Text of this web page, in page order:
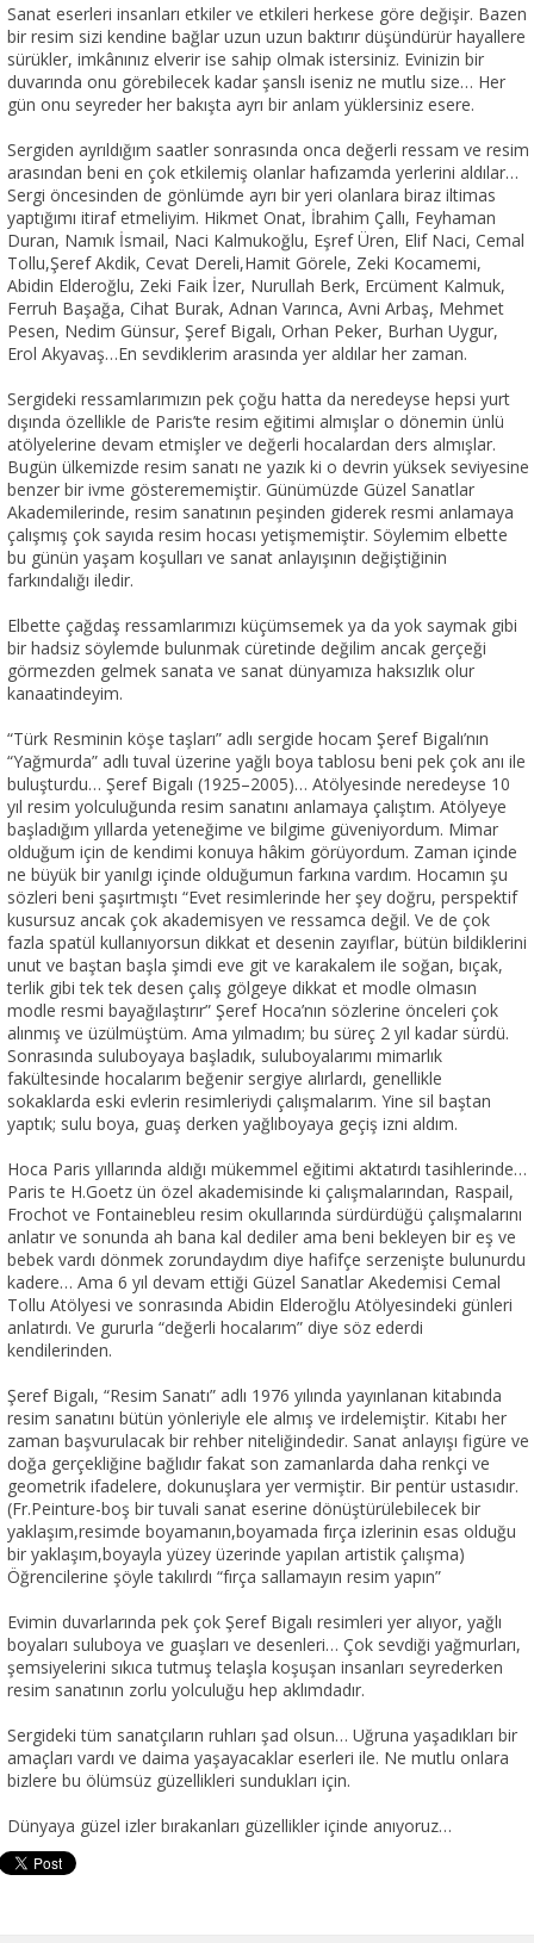
Sanat eserleri insanları etkiler ve etkileri herkese göre değişir. Bazen
bir resim sizi kendine bağlar uzun uzun baktırır düşündürür hayallere
sürükler, imkânınız elverir ise sahip olmak istersiniz. Evinizin bir
duvarında onu görebilecek kadar şanslı iseniz ne mutlu size… Her
gün onu seyreder her bakışta ayrı bir anlam yüklersiniz esere.
Sergiden ayrıldığım saatler sonrasında onca değerli ressam ve resim
arasından beni en çok etkilemiş olanlar hafızamda yerlerini aldılar…
Sergi öncesinden de gönlümde ayrı bir yeri olanlara biraz iltimas
yaptığımı itiraf etmeliyim. Hikmet Onat, İbrahim Çallı, Feyhaman
Duran, Namık İsmail, Naci Kalmukoğlu, Eşref Üren, Elif Naci, Cemal
Tollu,Şeref Akdik, Cevat Dereli,Hamit Görele, Zeki Kocamemi,
Abidin Elderoğlu, Zeki Faik İzer, Nurullah Berk, Ercüment Kalmuk,
Ferruh Başağa, Cihat Burak, Adnan Varınca, Avni Arbaş, Mehmet
Pesen, Nedim Günsur, Şeref Bigalı, Orhan Peker, Burhan Uygur,
Erol Akyavaş…En sevdiklerim arasında yer aldılar her zaman.
Sergideki ressamlarımızın pek çoğu hatta da neredeyse hepsi yurt
dışında özellikle de Paris’te resim eğitimi almışlar o dönemin ünlü
atölyelerine devam etmişler ve değerli hocalardan ders almışlar.
Bugün ülkemizde resim sanatı ne yazık ki o devrin yüksek seviyesine
benzer bir ivme gösterememiştir. Günümüzde Güzel Sanatlar
Akademilerinde, resim sanatının peşinden giderek resmi anlamaya
çalışmış çok sayıda resim hocası yetişmemiştir. Söylemim elbette
bu günün yaşam koşulları ve sanat anlayışının değiştiğinin
farkındalığı iledir.
Elbette çağdaş ressamlarımızı küçümsemek ya da yok saymak gibi
bir hadsiz söylemde bulunmak cüretinde değilim ancak gerçeği
görmezden gelmek sanata ve sanat dünyamıza haksızlık olur
kanaatindeyim.
“Türk Resminin köşe taşları” adlı sergide hocam Şeref Bigalı’nın
“Yağmurda” adlı tuval üzerine yağlı boya tablosu beni pek çok anı ile
buluşturdu… Şeref Bigalı (1925–2005)… Atölyesinde neredeyse 10
yıl resim yolculuğunda resim sanatını anlamaya çalıştım. Atölyeye
başladığım yıllarda yeteneğime ve bilgime güveniyordum. Mimar
olduğum için de kendimi konuya hâkim görüyordum. Zaman içinde
ne büyük bir yanılgı içinde olduğumun farkına vardım. Hocamın şu
sözleri beni şaşırtmıştı “Evet resimlerinde her şey doğru, perspektif
kusursuz ancak çok akademisyen ve ressamca değil. Ve de çok
fazla spatül kullanıyorsun dikkat et desenin zayıflar, bütün bildiklerini
unut ve baştan başla şimdi eve git ve karakalem ile soğan, bıçak,
terlik gibi tek tek desen çalış gölgeye dikkat et modle olmasın
modle resmi bayağılaştırır” Şeref Hoca’nın sözlerine önceleri çok
alınmış ve üzülmüştüm. Ama yılmadım; bu süreç 2 yıl kadar sürdü.
Sonrasında suluboyaya başladık, suluboyalarımı mimarlık
fakültesinde hocalarım beğenir sergiye alırlardı, genellikle
sokaklarda eski evlerin resimleriydi çalışmalarım. Yine sil baştan
yaptık; sulu boya, guaş derken yağlıboyaya geçiş izni aldım.
Hoca Paris yıllarında aldığı mükemmel eğitimi aktatırdı tasihlerinde…
Paris te H.Goetz ün özel akademisinde ki çalışmalarından, Raspail,
Frochot ve Fontainebleu resim okullarında sürdürdüğü çalışmalarını
anlatır ve sonunda ah bana kal dediler ama beni bekleyen bir eş ve
bebek vardı dönmek zorundaydım diye hafifçe serzenişte bulunurdu
kadere… Ama 6 yıl devam ettiği Güzel Sanatlar Akedemisi Cemal
Tollu Atölyesi ve sonrasında Abidin Elderoğlu Atölyesindeki günleri
anlatırdı. Ve gururla “değerli hocalarım” diye söz ederdi
kendilerinden.
Şeref Bigalı, “Resim Sanatı” adlı 1976 yılında yayınlanan kitabında
resim sanatını bütün yönleriyle ele almış ve irdelemiştir. Kitabı her
zaman başvurulacak bir rehber niteliğindedir. Sanat anlayışı figüre ve
doğa gerçekliğine bağlıdır fakat son zamanlarda daha renkçi ve
geometrik ifadelere, dokunuşlara yer vermiştir. Bir pentür ustasıdır.
(Fr.Peinture-boş bir tuvali sanat eserine dönüştürülebilecek bir
yaklaşım,resimde boyamanın,boyamada fırça izlerinin esas olduğu
bir yaklaşım,boyayla yüzey üzerinde yapılan artistik çalışma)
Öğrencilerine şöyle takılırdı “fırça sallamayın resim yapın”
Evimin duvarlarında pek çok Şeref Bigalı resimleri yer alıyor, yağlı
boyaları suluboya ve guaşları ve desenleri… Çok sevdiği yağmurları,
şemsiyelerini sıkıca tutmuş telaşla koşuşan insanları seyrederken
resim sanatının zorlu yolculuğu hep aklımdadır.
Sergideki tüm sanatçıların ruhları şad olsun… Uğruna yaşadıkları bir
amaçları vardı ve daima yaşayacaklar eserleri ile. Ne mutlu onlara
bizlere bu ölümsüz güzellikleri sundukları için.
Dünyaya güzel izler bırakanları güzellikler içinde anıyoruz…